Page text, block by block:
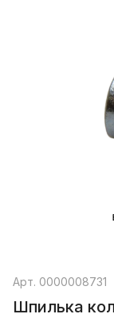
Арт. 0000008731
Шпилька